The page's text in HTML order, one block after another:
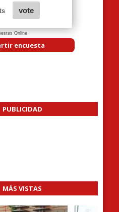
Online
encuesta
PUBLICIDAD
MÁS VISTAS